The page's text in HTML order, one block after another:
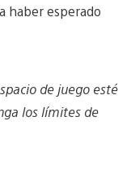
haber esperado
de juego esté
los límites de